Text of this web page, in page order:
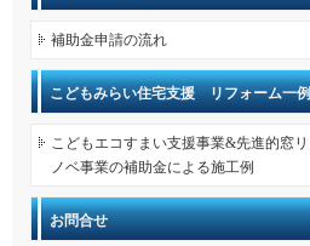
補助金申請の流れ
こどもみらい住宅支援 リフォーム一例
こどもエコすまい支援事業&先進的窓リ
ノベ事業の補助金による施工例
お問合せ